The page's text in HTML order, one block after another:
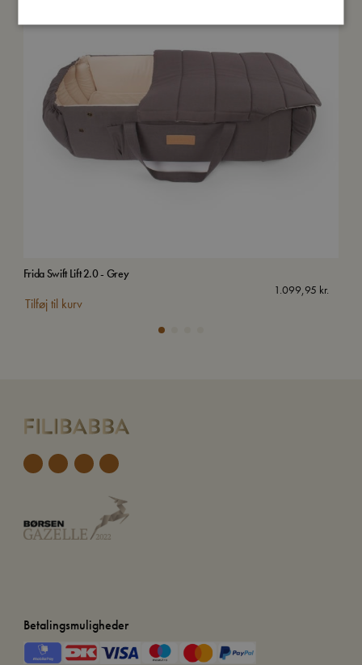
Frida Swift Lift 2.0 - Grey
1.099,95 kr.
Tilføj til kurv
Betalingsmuligheder